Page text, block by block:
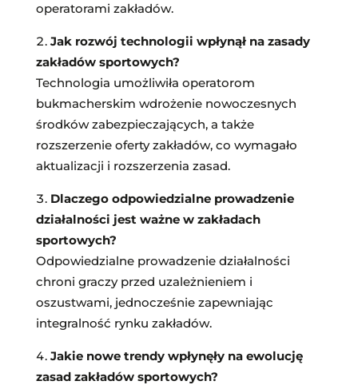
operatorami zakładów.
Jak rozwój technologii wpłynął na zasady
zakładów sportowych?
Technologia umożliwiła operatorom
bukmacherskim wdrożenie nowoczesnych
środków zabezpieczających, a także
rozszerzenie oferty zakładów, co wymagało
aktualizacji i rozszerzenia zasad.
Dlaczego odpowiedzialne prowadzenie
działalności jest ważne w zakładach
sportowych?
Odpowiedzialne prowadzenie działalności
chroni graczy przed uzależnieniem i
oszustwami, jednocześnie zapewniając
integralność rynku zakładów.
Jakie nowe trendy wpłynęły na ewolucję
zasad zakładów sportowych?